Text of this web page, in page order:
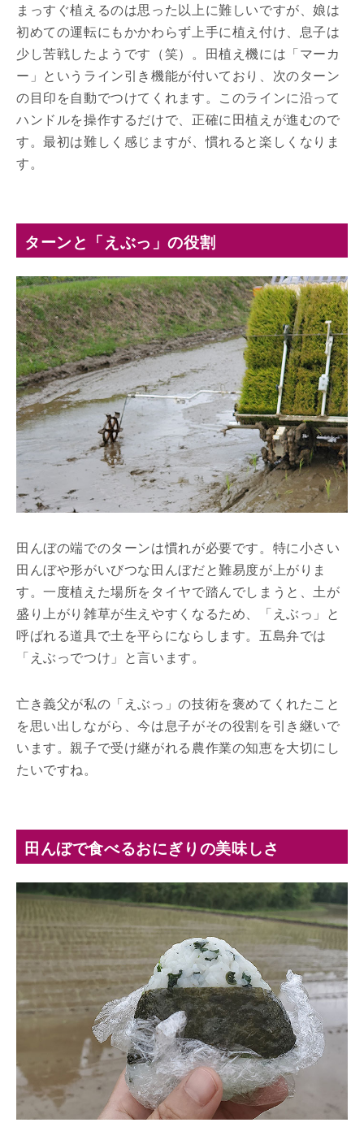
まっすぐ植えるのは思った以上に難しいですが、娘は
初めての運転にもかかわらず上手に植え付け、息子は
少し苦戦したようです（笑）。田植え機には「マーカ
ー」というライン引き機能が付いており、次のターン
の目印を自動でつけてくれます。このラインに沿って
ハンドルを操作するだけで、正確に田植えが進むので
す。最初は難しく感じますが、慣れると楽しくなりま
す。
ターンと「えぶっ」の役割
田んぼの端でのターンは慣れが必要です。特に小さい
田んぼや形がいびつな田んぼだと難易度が上がりま
す。一度植えた場所をタイヤで踏んでしまうと、土が
盛り上がり雑草が生えやすくなるため、「えぶっ」と
呼ばれる道具で土を平らにならします。五島弁では
「えぶっでつけ」と言います。
亡き義父が私の「えぶっ」の技術を褒めてくれたこと
を思い出しながら、今は息子がその役割を引き継いで
います。親子で受け継がれる農作業の知恵を大切にし
たいですね。
田んぼで食べるおにぎりの美味しさ